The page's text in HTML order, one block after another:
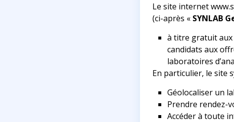
Le site internet
(ci-après « SYNLAB
à titre gratuit aux
candidats aux
laboratoires
En particulier, le site
Géolocaliser un
Prendre rendez-
Accéder à toute